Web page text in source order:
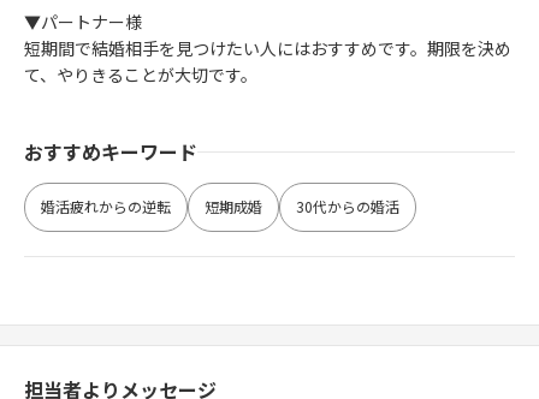
▼パートナー様
短期間で結婚相手を見つけたい人にはおすすめです。期限を決め
て、やりきることが大切です。
おすすめキーワード
婚活疲れからの逆転 短期成婚 30代からの婚活
担当者よりメッセージ